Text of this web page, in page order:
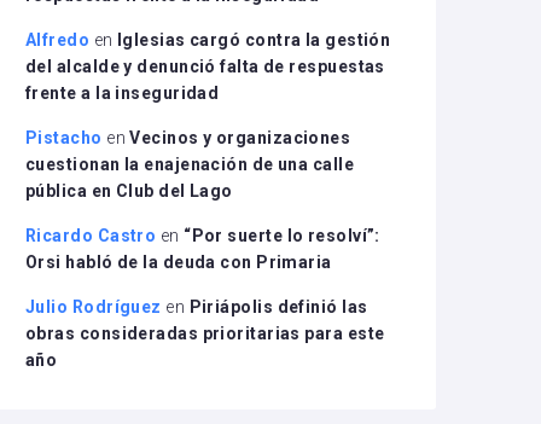
Alfredo en
Iglesias cargó contra la gestión
del alcalde y denunció falta de respuestas
frente a la inseguridad
Pistacho enVecinos y organizaciones
cuestionan la enajenación de una calle
pública en Club del Lago
Ricardo Castro en “Por suerte lo resolví”:
Orsi habló de la deuda con Primaria
Julio Rodríguez en Piriápolis definió las
obras consideradas prioritarias para este
año